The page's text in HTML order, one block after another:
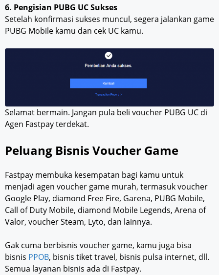
6. Pengisian PUBG UC Sukses
Setelah konfirmasi sukses muncul, segera jalankan game
PUBG Mobile kamu dan cek UC kamu.
Selamat bermain. Jangan pula beli voucher PUBG UC di
Agen Fastpay terdekat.
Peluang Bisnis Voucher Game
Fastpay membuka kesempatan bagi kamu untuk
menjadi agen voucher game murah, termasuk voucher
Google Play, diamond Free Fire, Garena, PUBG Mobile,
Call of Duty Mobile, diamond Mobile Legends, Arena of
Valor, voucher Steam, Lyto, dan lainnya.
Gak cuma berbisnis voucher game, kamu juga bisa
bisnis PPOB, bisnis tiket travel, bisnis pulsa internet, dll.
Semua layanan bisnis ada di Fastpay.